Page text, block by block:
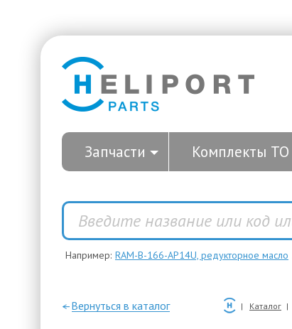
Запчасти Комплекты ТО
Например: RAM-B-166-AP14U, редукторное масло
—Вернуться в каталог Каталог